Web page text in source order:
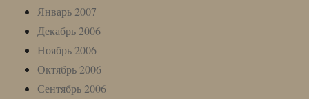
Январь 2007
Декабрь 2006
Ноябрь 2006
Октябрь 2006
Сентябрь 2006